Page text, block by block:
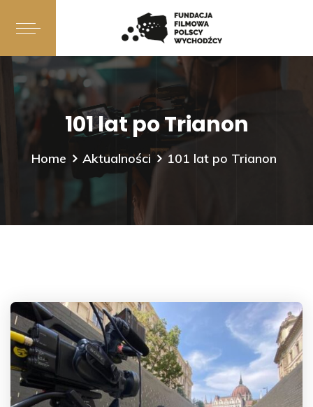
101 lat po Trianon
Home Aktualności 101 lat po Trianon